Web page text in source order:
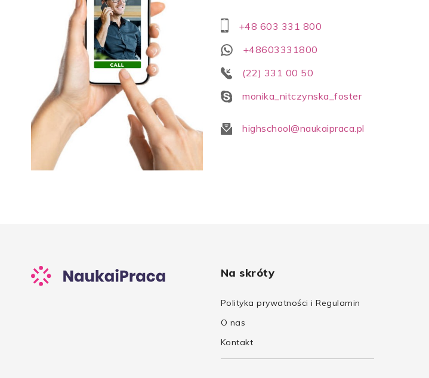
+48 603 331 800
+48603331800
(22) 331 00 50
monika_nitczynska_foster
highschool@naukaipraca.pl
Na skróty
Polityka prywatności i Regulamin
O nas
Kontakt